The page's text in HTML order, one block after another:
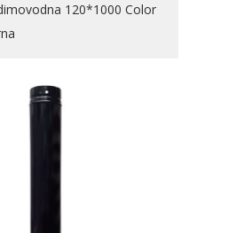
120*1000 Color